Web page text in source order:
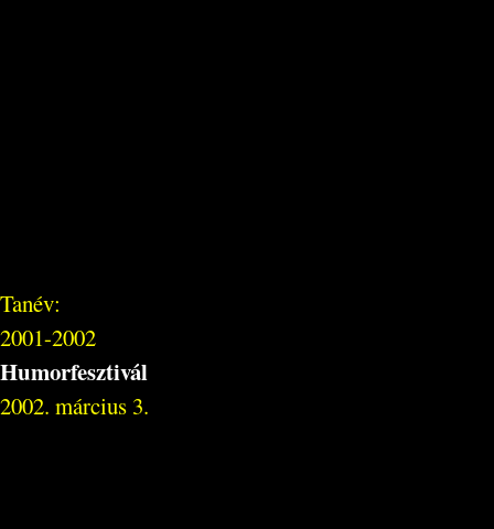
Tanév:
2001-2002
Humorfesztivál
2002. március 3.